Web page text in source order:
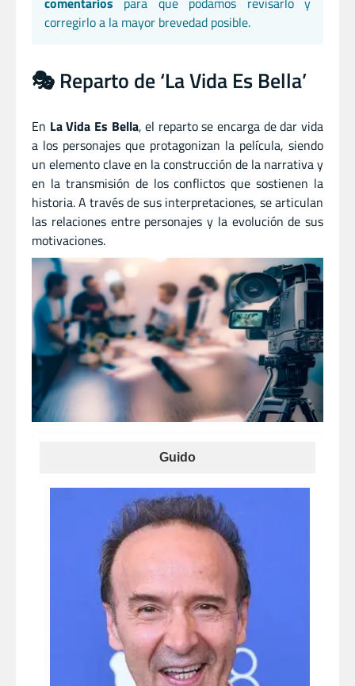
corregirlo a la mayor brevedad posible.
🎭 Reparto de ‘La Vida Es Bella’
En La Vida Es Bella, el reparto se encarga de dar vida
a los personajes que protagonizan la película, siendo
un elemento clave en la construcción de la narrativa y
en la transmisión de los conflictos que sostienen la
historia. A través de sus interpretaciones, se articulan
las relaciones entre personajes y la evolución de sus
motivaciones.
Guido